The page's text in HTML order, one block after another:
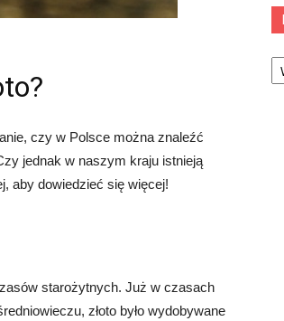
czy w Polsce można znaleźć
jednak w naszym kraju istnieją
aby dowiedzieć się więcej!
starożytnych. Już w czasach
złoto było wydobywane